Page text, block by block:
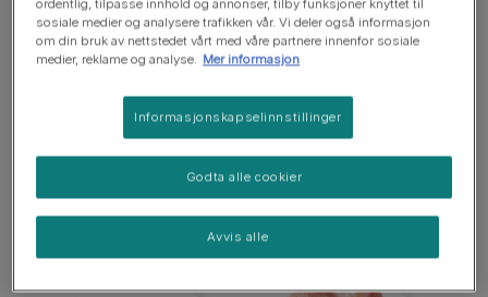
Okse
ordentlig, tilpasse innhold og annonser, tilby funksjoner knyttet til
sosiale medier og analysere trafikken vår. Vi deler også informasjon
om din bruk av nettstedet vårt med våre partnere innenfor sosiale
medier, reklame og analyse. Mer informasjon
Informasjonskapselinnstillinger
Avvis alle
Godta alle cookier